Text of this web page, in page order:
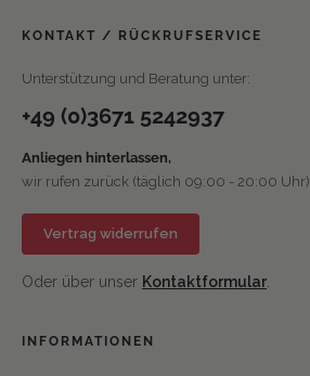
KONTAKT / RÜCKRUFSERVICE
Unterstützung und Beratung unter:
+49 (0)3671 5242937
Anliegen hinterlassen,
wir rufen zurück (täglich 09:00 - 20:00 Uhr)
Vertrag widerrufen
Oder über unser Kontaktformular
INFORMATIONEN